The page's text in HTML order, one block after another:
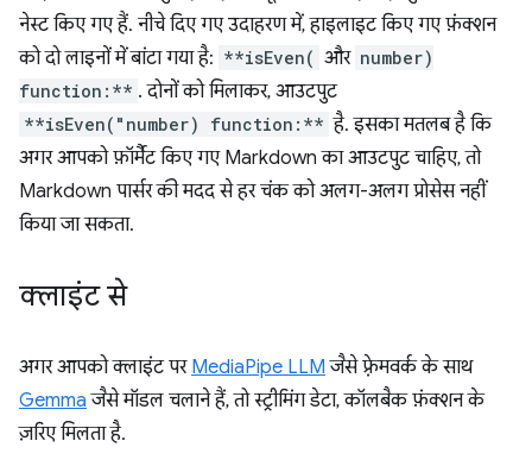
नेस्ट किए गए हैं. नीचे दिए गए उदाहरण में, हाइलाइट किए गए फ़ंक्शन
को दो लाइनों में बांटा गया है: **isEven( और number)
function:** . दोनों को मिलाकर, आउटपुट
**isEven("number) function:** है. इसका मतलब है कि
अगर आपको फ़ॉर्मैट किए गए Markdown का आउटपुट चाहिए, तो
Markdown पार्सर की मदद से हर चंक को अलग-अलग प्रोसेस नहीं
किया जा सकता.
क्लाइंट से
अगर आपको क्लाइंट पर MediaPipe LLM जैसे फ़्रेमवर्क के साथ
Gemma जैसे मॉडल चलाने हैं, तो स्ट्रीमिंग डेटा, कॉलबैक फ़ंक्शन के
ज़रिए मिलता है.